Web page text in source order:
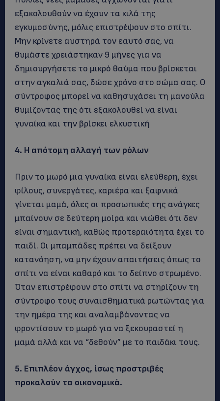
εξακολουθούν να έχουν τα κιλά της
εγκυμοσύνης, μόλις επιστρέψουν στο σπίτι.
Μην κρίνετε αυστηρά τον εαυτό σας, να
θυμάστε χρειάστηκαν 9 μήνες για να
δημιουργήσετε το μικρό θαύμα που βρίσκεται
στην αγκαλιά σας, δώσε χρόνο στο σώμα σας. Ο
σύντροφος μπορεί να καθησυχάσει τη μανούλα
θυμίζοντας της ότι εξακολουθεί να είναι
γυναίκα και την βρίσκει ελκυστική
4. Η απότομη αλλαγή των ρόλων
Πριν το μωρό μια γυναίκα είναι ελεύθερη, έχει
φίλους, συνεργάτες, καριέρα και ξαφνικά
γίνεται μαμά, όλες οι προσωπικές της ανάγκες
μπαίνουν σε δεύτερη μοίρα και νιώθει ότι δεν
είναι σημαντική, καθώς προτεραιότητα έχει το
παιδί. Οι μπαμπάδες πρέπει να δείξουν
κατανόηση, να μην έχουν απαιτήσεις όπως το
σπίτι να είναι καθαρό και το δείπνο στρωμένο.
Όταν επιστρέφουν στο σπίτι να στηρίζουν τη
σύντροφο τους συναισθηματικά ρωτώντας για
την ημέρα της και αναλαμβάνοντας να
φροντίσουν το μωρό για να ξεκουραστεί η
μαμά αλλά και να “δεθούν” με το παιδάκι τους.
5. Επιπλέον άγχος, ίσως προστριβές
προκαλούν τα οικονομικά.